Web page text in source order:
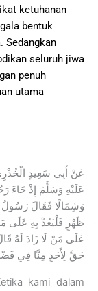
ketuhanan
bentuk
Sedangkan
seluruh jiwa
penuh
utama
عَنْ أَبِي سَعِيدٍ
عَلَيْهِ وَسَلَّمَ إِذْ جَاءَ
وَشِمَالًا فَقَالَ
ظَهْرٍ فَلْيَعُدْ بِهِ عَلَى
عَلَى مَنْ لَا زَادَ لَهُ
حَقَّ لِأَحَدٍ مِنَّا فِي
kami dalam